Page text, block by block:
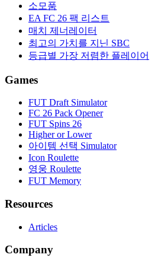
소모품
EA FC 26 팩 리스트
매치 제너레이터
최고의 가치를 지닌 SBC
등급별 가장 저렴한 플레이어
Games
FUT Draft Simulator
FC 26 Pack Opener
FUT Spins 26
Higher or Lower
아이템 선택 Simulator
Icon Roulette
영웅 Roulette
FUT Memory
Resources
Articles
Company